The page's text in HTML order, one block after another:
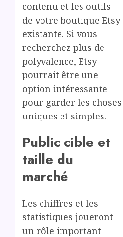
contenu et les outils
de votre boutique Etsy
existante. Si vous
recherchez plus de
polyvalence, Etsy
pourrait être une
option intéressante
pour garder les choses
uniques et simples.
Public cible et
taille du
marché
Les chiffres et les
statistiques joueront
un rôle important